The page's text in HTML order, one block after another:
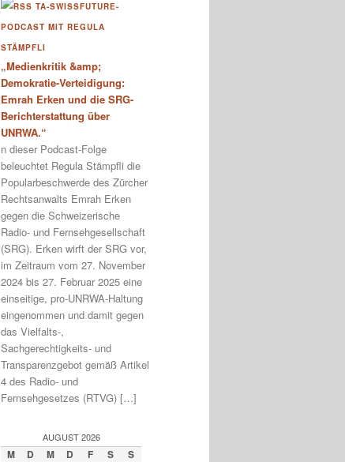
TA-SWISSFUTURE-
PODCAST MIT REGULA
STÄMPFLI
„Medienkritik &amp;
Demokratie-Verteidigung:
Emrah Erken und die SRG-
Berichterstattung über
UNRWA.“
n dieser Podcast-Folge
beleuchtet Regula Stämpfli die
Popularbeschwerde des Zürcher
Rechtsanwalts Emrah Erken
gegen die Schweizerische
Radio- und Fernsehgesellschaft
(SRG). Erken wirft der SRG vor,
im Zeitraum vom 27. November
2024 bis 27. Februar 2025 eine
einseitige, pro-UNRWA-Haltung
eingenommen und damit gegen
das Vielfalts-,
Sachgerechtigkeits- und
Transparenzgebot gemäß Artikel
4 des Radio- und
Fernsehgesetzes (RTVG) […]
AUGUST 2026
M D M D F S S